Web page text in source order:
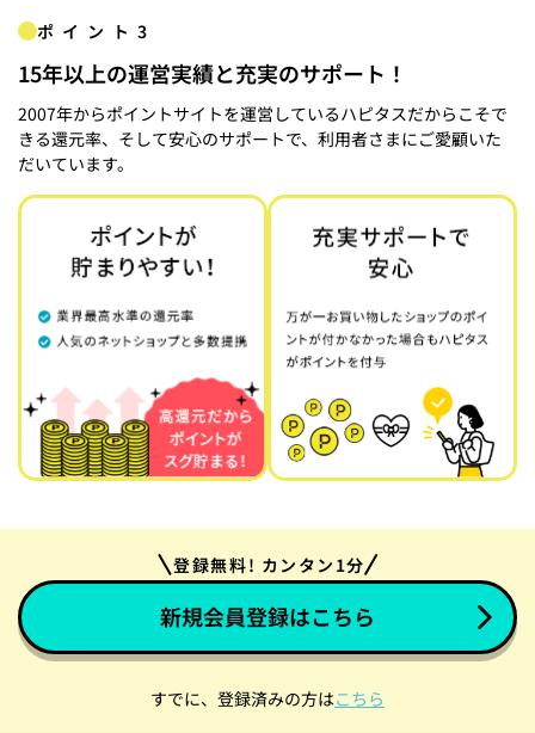
ポイント3
15年以上の運営実績と充実のサポート！
2007年からポイントサイトを運営しているハピタスだからこそで
きる還元率、そして安心のサポートで、利用者さまにご愛顧いた
だいています。
登録無料! カンタン1分
新規会員登録はこちら
すでに、登録済みの方はこちら